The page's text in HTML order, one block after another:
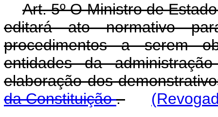
Art. 5º O Ministro de
editará ato normativo
procedimentos a serem
entidades da
elaboração dos
da Constituição.